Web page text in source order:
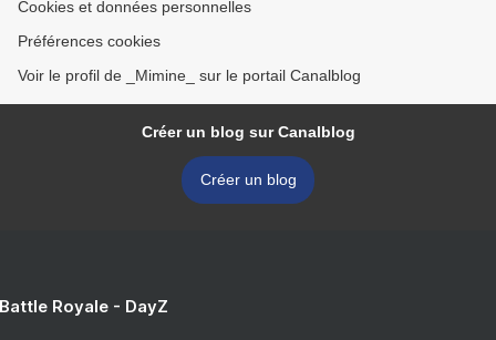
Cookies et données personnelles
Préférences cookies
Voir le profil de _Mimine_ sur le portail Canalblog
Créer un blog sur Canalblog
Créer un blog
Royale - DayZ